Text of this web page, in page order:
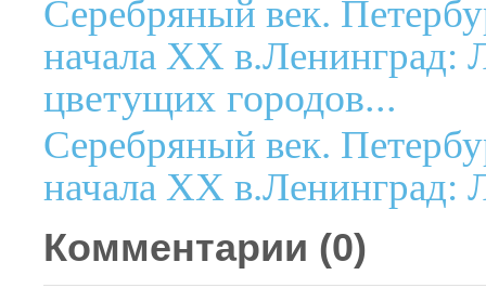
Серебряный век.
начала XX в.Ленинград:
цветущих городов...
Серебряный век.
начала XX в.Ленинград:
Комментарии (0)